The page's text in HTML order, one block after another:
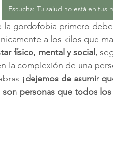
Escucha: Tu salud no está en tus
la gordofobia primero
a los kilos que
físico, mental y social ,
la complexión de una
¡dejemos de asumir
personas que todos